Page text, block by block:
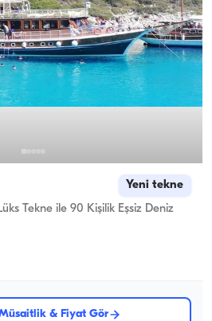
Yeni tekne
Tekne ile 90 Kişilik Eşsiz Deniz
& Fiyat Gör